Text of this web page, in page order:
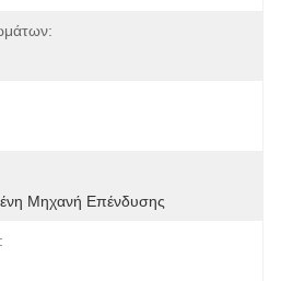
Μηχανή Επένδυσης